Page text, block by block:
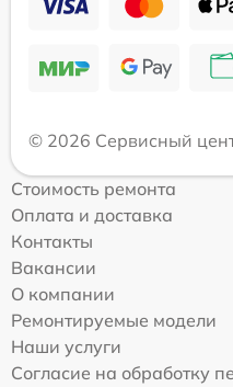
© 2026 Сервисный
Стоимость ремонта
Оплата и доставка
Контакты
Вакансии
О компании
Ремонтируемые модели
Наши услуги
Согласие на обработку